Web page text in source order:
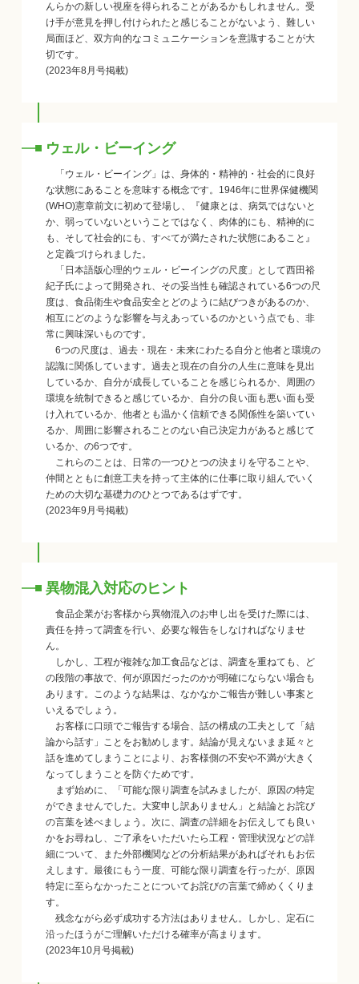
んらかの新しい視座を得られることがあるかもしれません。受
け手が意見を押し付けられたと感じることがないよう、難しい
局面ほど、双方向的なコミュニケーションを意識することが大
切です。
(2023年8月号掲載)
ウェル・ビーイング
「ウェル・ビーイング」は、身体的・精神的・社会的に良好
な状態にあることを意味する概念です。1946年に世界保健機関
(WHO)憲章前文に初めて登場し、『健康とは、病気ではないと
か、弱っていないということではなく、肉体的にも、精神的に
も、そして社会的にも、すべてが満たされた状態にあること』
と定義づけられました。
「日本語版心理的ウェル・ビーイングの尺度」として西田裕
紀子氏によって開発され、その妥当性も確認されている6つの尺
度は、食品衛生や食品安全とどのように結びつきがあるのか、
相互にどのような影響を与えあっているのかという点でも、非
常に興味深いものです。
6つの尺度は、過去・現在・未来にわたる自分と他者と環境の
認識に関係しています。過去と現在の自分の人生に意味を見出
しているか、自分が成長していることを感じられるか、周囲の
環境を統制できると感じているか、自分の良い面も悪い面も受
け入れているか、他者とも温かく信頼できる関係性を築いてい
るか、周囲に影響されることのない自己決定力があると感じて
いるか、の6つです。
これらのことは、日常の一つひとつの決まりを守ることや、
仲間とともに創意工夫を持って主体的に仕事に取り組んでいく
ための大切な基礎力のひとつであるはずです。
(2023年9月号掲載)
異物混入対応のヒント
食品企業がお客様から異物混入のお申し出を受けた際には、
責任を持って調査を行い、必要な報告をしなければなりませ
ん。
しかし、工程が複雑な加工食品などは、調査を重ねても、ど
の段階の事故で、何が原因だったのかが明確にならない場合も
あります。このような結果は、なかなかご報告が難しい事案と
いえるでしょう。
お客様に口頭でご報告する場合、話の構成の工夫として「結
論から話す」ことをお勧めします。結論が見えないまま延々と
話を進めてしまうことにより、お客様側の不安や不満が大きく
なってしまうことを防ぐためです。
まず始めに、「可能な限り調査を試みましたが、原因の特定
ができませんでした。大変申し訳ありません」と結論とお詫び
の言葉を述べましょう。次に、調査の詳細をお伝えしても良い
かをお尋ねし、ご了承をいただいたら工程・管理状況などの詳
細について、また外部機関などの分析結果があればそれもお伝
えします。最後にもう一度、可能な限り調査を行ったが、原因
特定に至らなかったことについてお詫びの言葉で締めくくりま
す。
残念ながら必ず成功する方法はありません。しかし、定石に
沿ったほうがご理解いただける確率が高まります。
(2023年10月号掲載)